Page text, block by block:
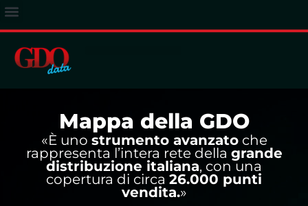
Mappa della GDO
«È uno strumento avanzatoche
rappresenta l’intera rete della grande
distribuzione italiana, con una
copertura di circa 26.000 punti
vendita.»